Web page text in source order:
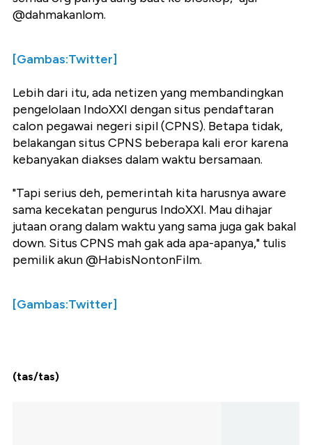
@dahmakanlom.
[Gambas:Twitter]
Lebih dari itu, ada netizen yang membandingkan
pengelolaan IndoXXI dengan situs pendaftaran
calon pegawai negeri sipil (CPNS). Betapa tidak,
belakangan situs CPNS beberapa kali eror karena
kebanyakan diakses dalam waktu bersamaan.
"Tapi serius deh, pemerintah kita harusnya aware
sama kecekatan pengurus IndoXXI. Mau dihajar
jutaan orang dalam waktu yang sama juga gak bakal
down. Situs CPNS mah gak ada apa-apanya," tulis
pemilik akun @HabisNontonFilm.
[Gambas:Twitter]
(tas/tas)